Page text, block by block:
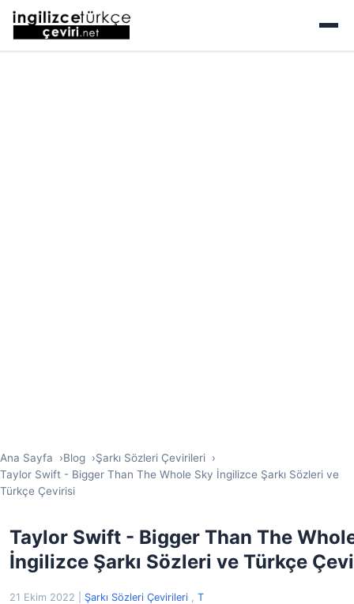
Ana Sayfa Blog
Şarkı Sözleri Çevirileri
Taylor Swift - Bigger Than The Whole Sky İngilizce Şarkı Sözleri ve
Türkçe Çevirisi
Taylor Swift - Bigger Than The
İngilizce Şarkı Sözleri ve Türkçe
21 Ekim 2022 Şarkı Sözleri Çevirileri , T